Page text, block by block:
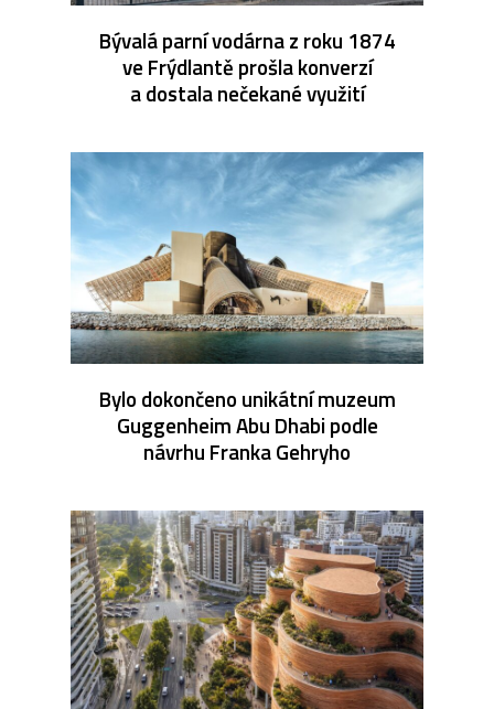
Bývalá parní vodárna z roku 1874
ve Frýdlantě prošla konverzí
a dostala nečekané využití
Bylo dokončeno unikátní muzeum
Guggenheim Abu Dhabi podle
návrhu Franka Gehryho